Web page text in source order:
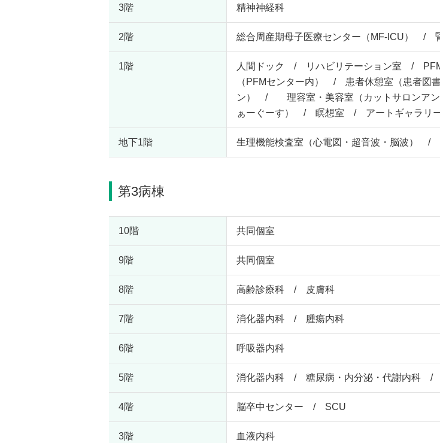
3階 精神神経科
2階 総合周産期母子医療センター（MF-ICU） /
1階
人間ドック / リハビリテーション室 /
（PFMセンター内） / 患者休憩室（患者図
ン） / 理容室・美容室（カットサロンア
ぁーぐーす） / 瞑想室 / アートギャラリ
地下1階 生理機能検査室（心電図・超音波・脳
第3病棟
10階 共同個室
9階 共同個室
8階 高齢診療科 / 皮膚科
7階 消化器内科 / 腫瘍内科
6階 呼吸器内科
5階 消化器内科 / 糖尿病・内分泌・代謝内科 /
4階 脳卒中センター / SCU
3階 血液内科